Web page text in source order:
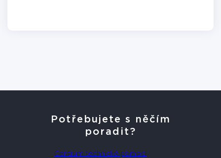
Potřebujete s něčím
poradit?
Centrum technické pomoci